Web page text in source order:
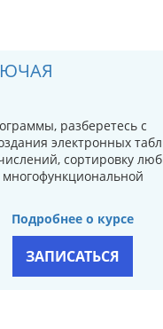
разберетесь с
электронных
сортировку
Подробнее о курсе
ЗАПИСАТЬСЯ